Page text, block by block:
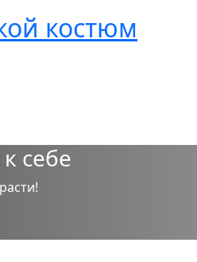
костюм
себе